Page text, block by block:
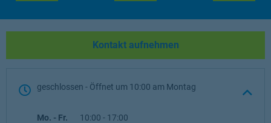
Kontakt aufnehmen
geschlossen - Öffnet um 10:00 Montag
Wochentag Öffnungszeiten
Mo. - Fr. 10:00 - 17:00